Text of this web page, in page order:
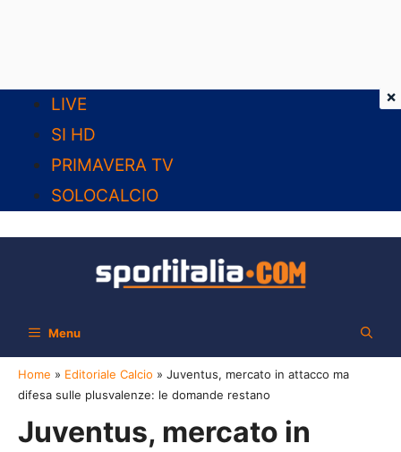
contenuto
LIVE
SI HD
PRIMAVERA TV
SOLOCALCIO
Menu
Home » Editoriale Calcio » Juventus, mercato in attacco ma
difesa sulle plusvalenze: le domande restano
Juventus, mercato in
×